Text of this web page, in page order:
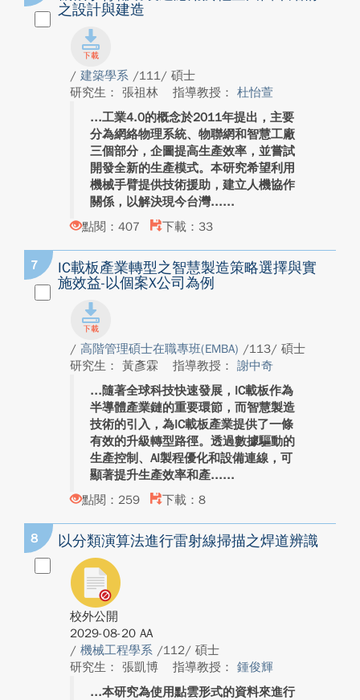
之設計與建造
/ 建築學系 /111/ 碩士
研究生： 張祖林
指導教授： 杜怡萱
工業4.0的概念於2011年提出，主要
分為網絡物理系統、物聯網和智慧工廠
三個部分，企圖提高生產效率，並嘗試
開發全新的生產模式。本研究希望利用
機械手臂提供技術援助，建立人機協作
關係，以解決現今台灣...
點閱：407
下載：33
7
IC載板產業轉型之智慧製造策略選擇與實
施效益-以個案X公司為例
/ 高階管理碩士在職專班(EMBA) /113/ 碩士
研究生： 黃彥霖
指導教授： 謝中奇
隨著全球科技快速發展，IC載板作為
半導體產業鏈的重要環節，而智慧製造
技術的引入，為IC載板產業提供了一條
有效的升級轉型路徑。透過數據驅動的
生產控制、AI製程優化和設備連線，可
顯著提升生產效率和產...
點閱：259
下載：8
8 以分類演算法進行雷射線掃描之焊道辨識
校外公開
2029-08-20 AA
/ 機械工程學系 /112/ 碩士
研究生： 張凱博
指導教授： 鍾俊輝
本研究為使用點雲形式的資料來進行